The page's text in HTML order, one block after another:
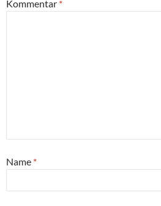
Kommentar *
Name *